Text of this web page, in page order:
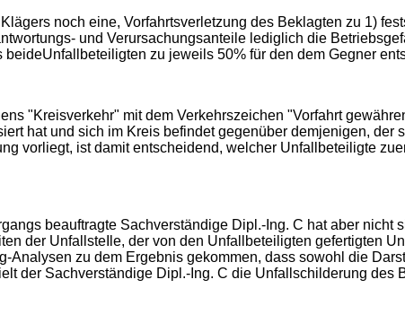
noch eine, Vorfahrtsverletzung des Beklagten zu 1)
und Verursachungsanteile lediglich die
zu jeweils 50% für den dem Gegner
"Kreisverkehr" mit dem Verkehrszeichen "Vorfahrt
hat und sich im Kreis befindet gegenüber demjenigen,
vorliegt, ist damit entscheidend, welcher Unfallbeteiligte
beauftragte Sachverständige Dipl.-Ing. C hat aber
der UnfallsteIle, der von den Unfallbeteiligten gefertigten
Analysen zu dem Ergebnis gekommen, dass sowohl die
der Sachverständige Dipl.-Ing. C die Unfallschilderung des